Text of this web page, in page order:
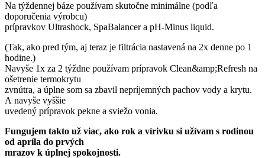
Na týždennej báze používam skutočne minimálne (podľa
doporučenia výrobcu)
prípravkov Ultrashock, SpaBalancer a pH-Minus liquid.
(Tak, ako pred tým, aj teraz je filtrácia nastavená na 2x denne po 1
hodine.)
Navyše 1x za 2 týždne používam prípravok Clean&amp;Refresh na
ošetrenie termokrytu
zvnútra, a úplne som sa zbavil nepríjemných pachov vody a krytu.
A navyše vyššie
uvedený prípravok pekne a sviežo vonia.
Fungujem takto už viac, ako rok a vírivku si užívam s rodinou
od apríla do prvých
mrazov k úplnej spokojnosti.